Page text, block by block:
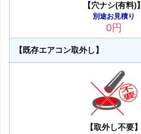
【穴ナシ(有料)】
別途お見積り
0円
【既存エアコン取外し】
【取外し不要】